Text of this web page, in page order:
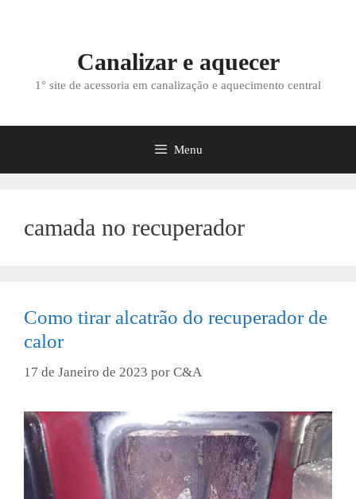
Canalizar e aquecer
1° site de acessoria em canalização e aquecimento central
Menu
camada no recuperador
Como tirar alcatrão do recuperador de
calor
17 de Janeiro de 2023 por C&A